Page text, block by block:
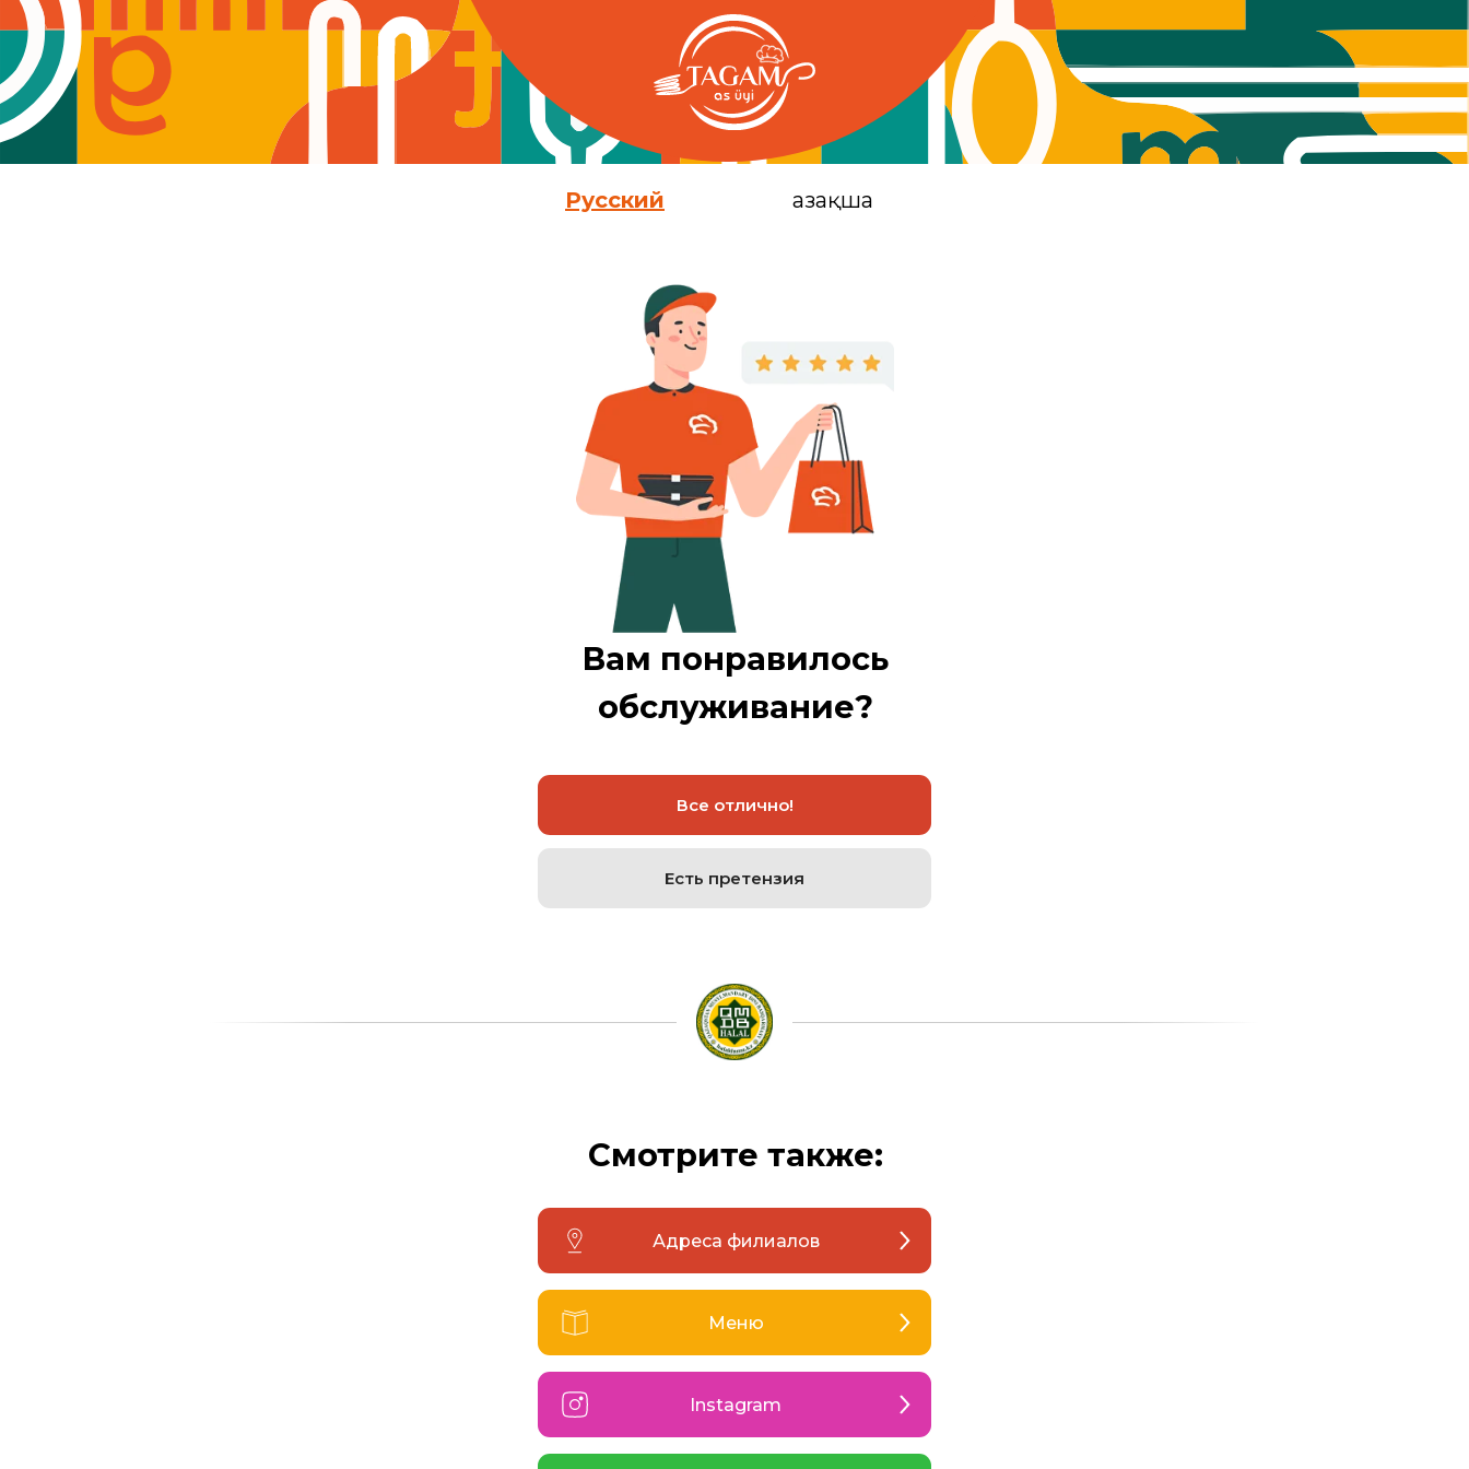
Русский Қазақша
Вам понравилось
обслуживание?
Все отлично!
Есть претензия
Смотрите также:
Адреса филиалов
Меню
Instagram